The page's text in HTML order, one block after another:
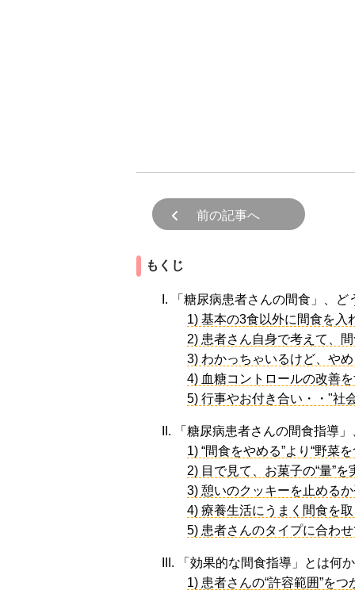
前の記事へ
もくじ
I. 「糖尿病患者さんの間食」、ど
1) 基本の3食以外に間食を入
2) 患者さん自身で考えて、
3) わかっちゃいるけど、や
4) 血糖コントロールの改善
5) 行事やお付き合い・・"社
II. 「糖尿病患者さんの間食指導
1) “間食をやめる”より“野菜
2) 目で見て、お菓子の“量”を
3) 憩いのクッキーを止める
4) 療養生活にうまく間食を
5) 患者さんのタイプに合わ
III. 「効果的な間食指導」とは何
1) 患者さんの“許容範囲”を